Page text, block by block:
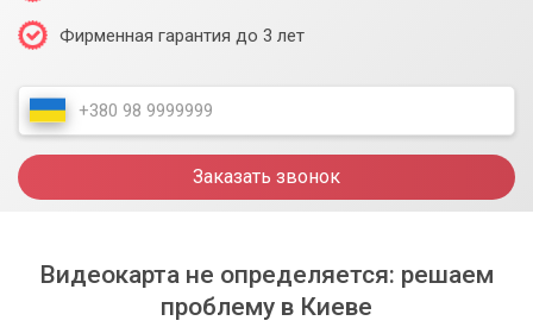
Фирменная гарантия до 3 лет
Заказать звонок
Видеокарта не определяется: решаем
проблему в Киеве